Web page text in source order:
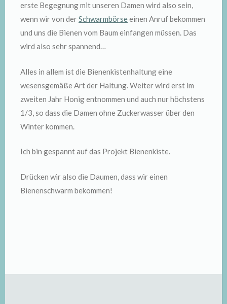
erste Begegnung mit unseren Damen wird also sein,
wenn wir von derSchwarmbörseeinen Anruf bekommen
und uns die Bienen vom Baum einfangen müssen. Das
wird also sehr spannend…
Alles in allem ist die Bienenkistenhaltung eine
wesensgemäße Art der Haltung. Weiter wird erst im
zweiten Jahr Honig entnommen und auch nur höchstens
1/3, so dass die Damen ohne Zuckerwasser über den
Winter kommen.
Ich bin gespannt auf das Projekt Bienenkiste.
Drücken wir also die Daumen, dass wir einen
Bienenschwarm bekommen!